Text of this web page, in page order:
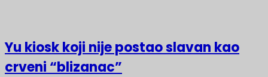
Yu kiosk koji nije postao slavan kao
crveni “blizanac”